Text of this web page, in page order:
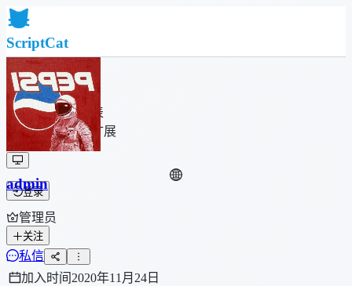
ScriptCat
首页
社区
脚本列表
浏览器扩展
登录
admin
管理员
关注
私信
加入时间2020年11月24日